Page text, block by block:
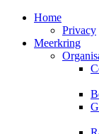
Home
Privacy
Meerkring